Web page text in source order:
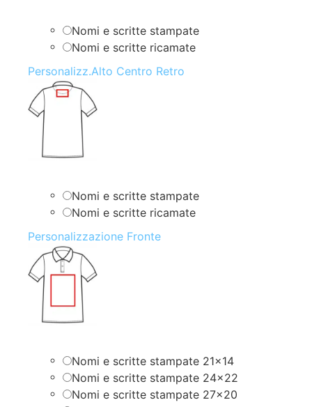
Nomi e scritte stampate
Nomi e scritte ricamate
Personalizz.Alto Centro Retro
Nomi e scritte stampate
Nomi e scritte ricamate
Personalizzazione Fronte
Nomi e scritte stampate 21×14
Nomi e scritte stampate 24×22
Nomi e scritte stampate 27×20